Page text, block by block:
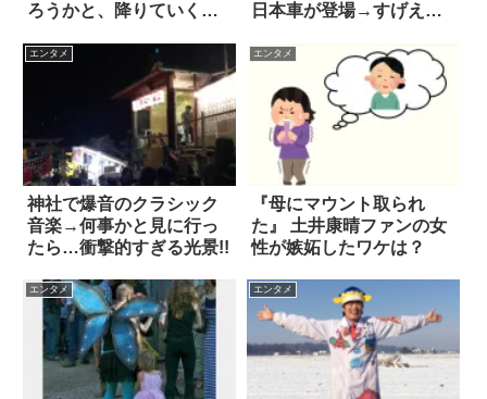
ろうかと、降りていく
日本車が登場→すげええ
エンタメ
神社で爆音のクラシック
音楽→何事かと見に行っ
たら…衝撃的すぎる光景!!
エンタメ
『母にマウント取られ
た』 土井康晴ファンの女
性が嫉妬したワケは？
エンタメ エンタメ